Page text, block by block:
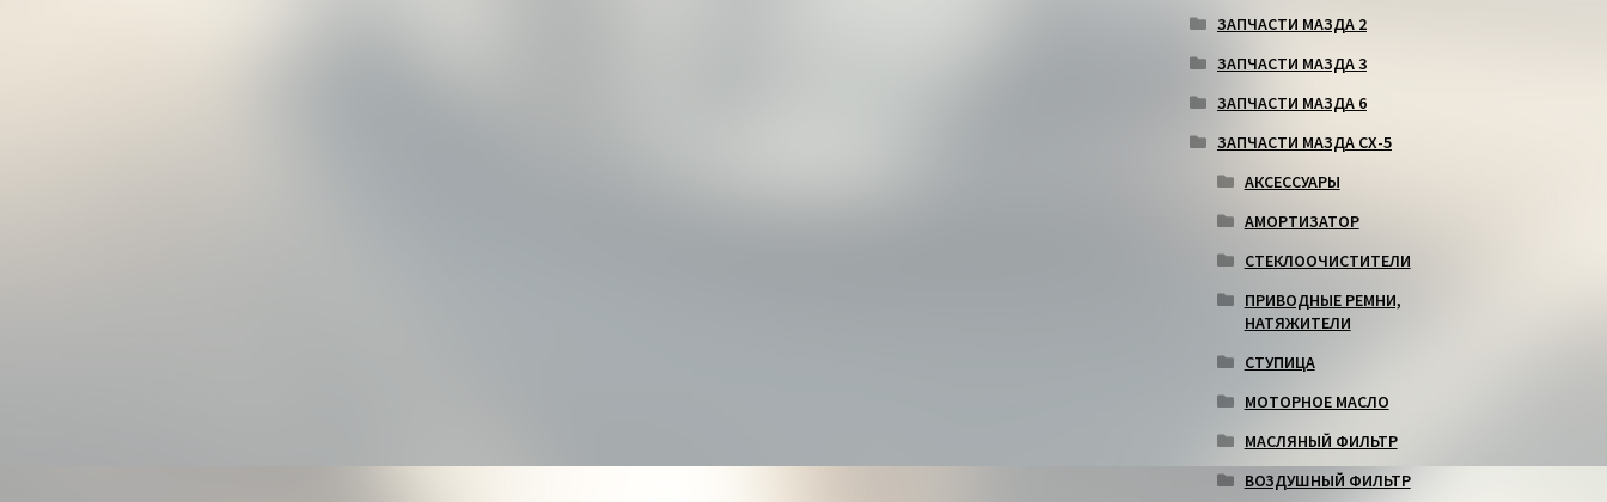
ЗАПЧАСТИ МАЗДА 2
ЗАПЧАСТИ МАЗДА 3
ЗАПЧАСТИ МАЗДА 6
ЗАПЧАСТИ МАЗДА СХ-5
АКСЕССУАРЫ
АМОРТИЗАТОР
СТЕКЛООЧИСТИТЕЛИ
ПРИВОДНЫЕ РЕМНИ,
НАТЯЖИТЕЛИ
СТУПИЦА
МОТОРНОЕ МАСЛО
МАСЛЯНЫЙ ФИЛЬТР
ВОЗДУШНЫЙ ФИЛЬТР